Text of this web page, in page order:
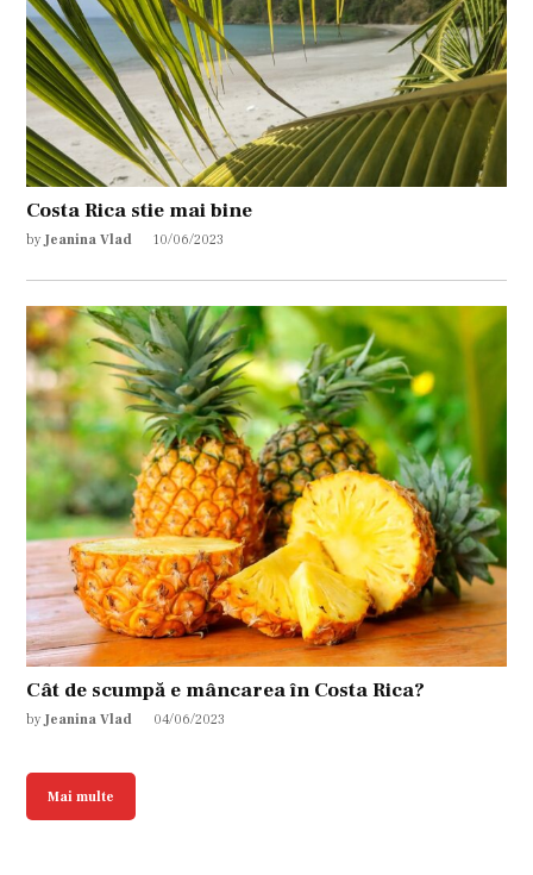
Costa Rica stie mai bine
by Jeanina Vlad 10/06/2023
Cât de scumpă e mâncarea în Costa Rica?
by Jeanina Vlad 04/06/2023
Mai multe